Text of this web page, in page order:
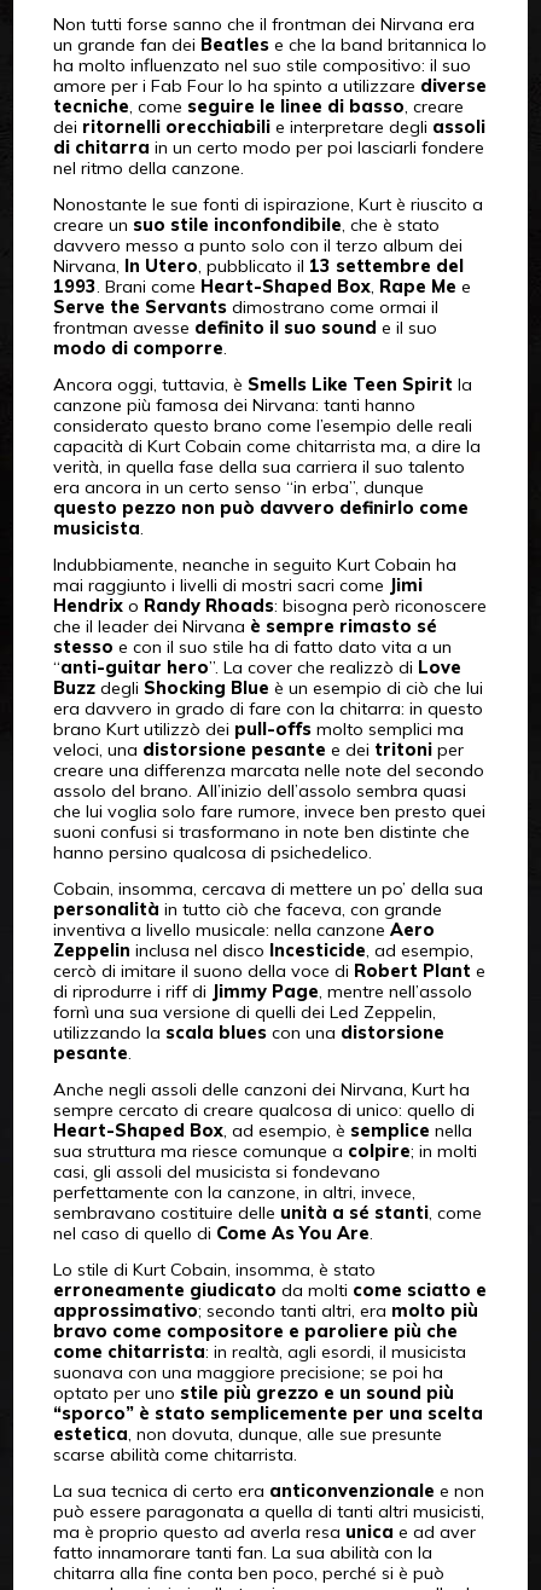
Non tutti forse sanno che il frontman dei Nirvana era
un grande fan dei Beatlese che la band britannica lo
ha molto influenzato nel suo stile compositivo: il suo
amore per i Fab Four lo ha spinto a utilizzare diverse
tecniche, come seguire le linee di basso, creare
dei ritornelli orecchiabilie interpretare degli assoli
di chitarra in un certo modo per poi lasciarli fondere
nel ritmo della canzone.
Nonostante le sue fonti di ispirazione, Kurt è riuscito a
creare un suo stile inconfondibile, che è stato
davvero messo a punto solo con il terzo album dei
Nirvana, In Utero, pubblicato il 13 settembre del
1993. Brani come Heart-Shaped Box, Rape Me e
Serve the Servantsdimostrano come ormai il
frontman avesse definito il suo sound e il suo
modo di comporre.
Ancora oggi, tuttavia, è Smells Like Teen Spirit la
canzone più famosa dei Nirvana: tanti hanno
considerato questo brano come l’esempio delle reali
capacità di Kurt Cobain come chitarrista ma, a dire la
verità, in quella fase della sua carriera il suo talento
era ancora in un certo senso “in erba”, dunque
questo pezzo non può davvero definirlo come
musicista.
Indubbiamente, neanche in seguito Kurt Cobain ha
mai raggiunto i livelli di mostri sacri come Jimi
Hendrixo Randy Rhoads: bisogna però riconoscere
che il leader dei Nirvana è sempre rimasto sé
stesso e con il suo stile ha di fatto dato vita a un
“anti-guitar hero”. La cover che realizzò di Love
Buzzdegli Shocking Blue è un esempio di ciò che lui
era davvero in grado di fare con la chitarra: in questo
brano Kurt utilizzò dei pull-offsmolto semplici ma
veloci, una distorsione pesante e dei tritoniper
creare una differenza marcata nelle note del secondo
assolo del brano. All’inizio dell’assolo sembra quasi
che lui voglia solo fare rumore, invece ben presto quei
suoni confusi si trasformano in note ben distinte che
hanno persino qualcosa di psichedelico.
Cobain, insomma, cercava di mettere un po’ della sua
personalità in tutto ciò che faceva, con grande
inventiva a livello musicale: nella canzone Aero
Zeppelin inclusa nel disco Incesticide, ad esempio,
cercò di imitare il suono della voce di Robert Plant e
di riprodurre i riff di Jimmy Page, mentre nell’assolo
fornì una sua versione di quelli dei Led Zeppelin,
utilizzando la scala bluescon una distorsione
pesante.
Anche negli assoli delle canzoni dei Nirvana, Kurt ha
sempre cercato di creare qualcosa di unico: quello di
Heart-Shaped Box, ad esempio, è semplice nella
sua struttura ma riesce comunque a colpire; in molti
casi, gli assoli del musicista si fondevano
perfettamente con la canzone, in altri, invece,
sembravano costituire delle unità a sé stanti, come
nel caso di quello di Come As You Are.
Lo stile di Kurt Cobain, insomma, è stato
erroneamente giudicato da molti come sciatto e
approssimativo; secondo tanti altri, era molto più
bravo come compositore e paroliere più che
come chitarrista: in realtà, agli esordi, il musicista
suonava con una maggiore precisione; se poi ha
optato per uno stile più grezzo e un sound più
“sporco” è stato semplicemente per una scelta
estetica, non dovuta, dunque, alle sue presunte
scarse abilità come chitarrista.
La sua tecnica di certo era anticonvenzionale e non
può essere paragonata a quella di tanti altri musicisti,
ma è proprio questo ad averla resa unica e ad aver
fatto innamorare tanti fan. La sua abilità con la
chitarra alla fine conta ben poco, perché si è può